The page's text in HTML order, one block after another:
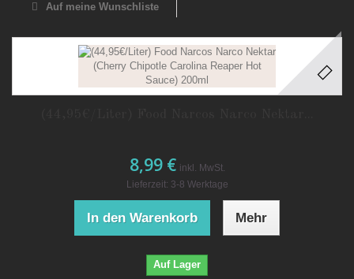
Auf meine Wunschliste
8,99 € inkl. MwSt.
Lieferzeit: 3-8 Werktage
In den Warenkorb Mehr
Auf Lager